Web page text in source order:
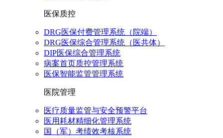
医保质控
DRG医保付费管理系统（院端）
DRG医保综合管理系统（医共体）
DIP医保综合管理系统
病案首页质控管理系统
医保智能监管管理系统
医院管理
医疗质量监管与安全预警平台
医用耗材精细化管理系统
国（军）考绩效考核系统